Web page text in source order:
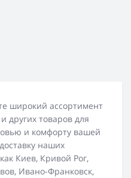
широкий ассортимент
других товаров для
и комфорту вашей
наших
Киев, Кривой Рог,
Ивано-Франковск,